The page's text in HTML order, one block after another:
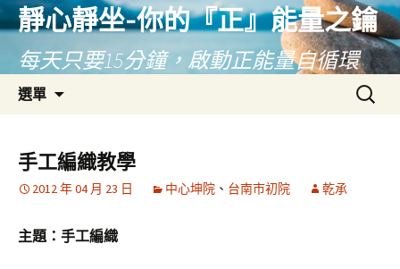
靜心靜坐-你的『正』能量之鑰
每天只要15分鐘，啟動正能量自循環
選單
要
內
容
搜
尋
手工編織教學
2012 年 04 月 23 日 中心坤院 、 台南市初院 乾承
主題：手工編織